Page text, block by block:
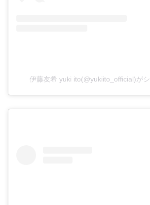
伊藤友希 yuki ito(@yukiito_official)が